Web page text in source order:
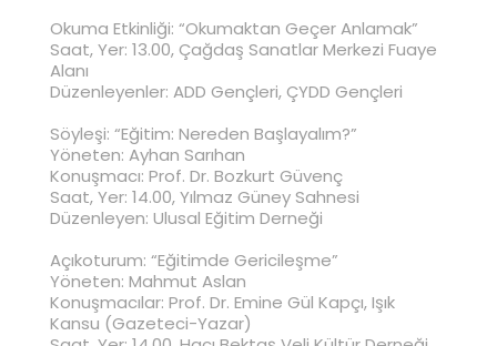
Okuma Etkinliği: “Okumaktan Geçer Anlamak”
Saat, Yer: 13.00, Çağdaş Sanatlar Merkezi Fuaye
Alanı
Düzenleyenler: ADD Gençleri, ÇYDD Gençleri
Söyleşi: “Eğitim: Nereden Başlayalım?”
Yöneten: Ayhan Sarıhan
Konuşmacı: Prof. Dr. Bozkurt Güvenç
Saat, Yer: 14.00, Yılmaz Güney Sahnesi
Düzenleyen: Ulusal Eğitim Derneği
Açıkoturum: “Eğitimde Gericileşme”
Yöneten: Mahmut Aslan
Konuşmacılar: Prof. Dr. Emine Gül Kapçı, Işık
Kansu (Gazeteci-Yazar)